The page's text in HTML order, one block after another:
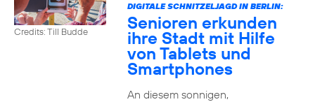
Credits: Till Budde
DIGITALE SCHNITZELJAGD IN BERLIN:
Senioren erkunden
ihre Stadt mit Hilfe
von Tablets und
Smartphones
An diesem sonnigen,